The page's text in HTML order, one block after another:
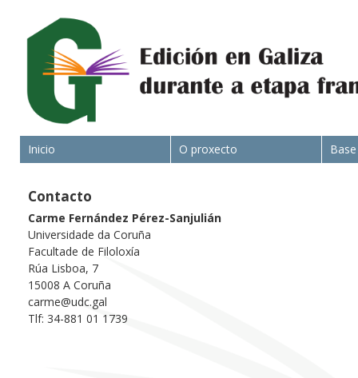
Inicio O proxecto
Contacto
Carme Fernández Pérez-Sanjulián
Universidade da Coruña
Facultade de Filoloxía
Rúa Lisboa, 7
15008 A Coruña
carme@udc.gal
Tlf: 34-881 01 1739